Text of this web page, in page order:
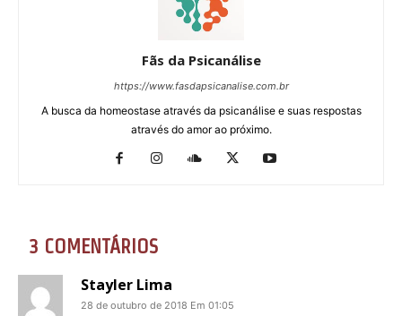
Fãs da Psicanálise
https://www.fasdapsicanalise.com.br
A busca da homeostase através da psicanálise e suas respostas
através do amor ao próximo.
3 COMENTÁRIOS
Stayler Lima
28 de outubro de 2018 Em 01:05